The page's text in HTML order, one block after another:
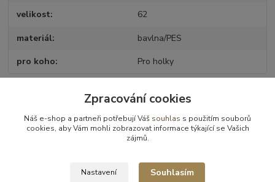
velikost 62
materiál bavlna/PES
pro koho Pro holky
Zboží zařazeno v kategoriích
Dětské a kojenecké oblečení
Zpracování cookies
Náš e-shop a partneři potřebují Váš souhlas s použitím souborů
cookies, aby Vám mohli zobrazovat informace týkající se Vašich
zájmů.
Nastavení Souhlasím